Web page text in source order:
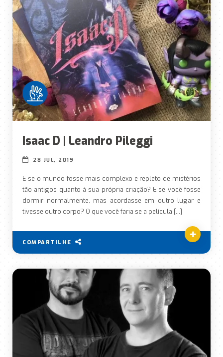
Isaac D | Leandro Pileggi
28 JUL, 2019
E se o mundo fosse mais complexo e repleto de mistérios
tão antigos quanto à sua própria criação? E se você fosse
dormir normalmente, mas acordasse em outro lugar e
tivesse outro corpo? O que você faria se a película […]
COMPARTILHE